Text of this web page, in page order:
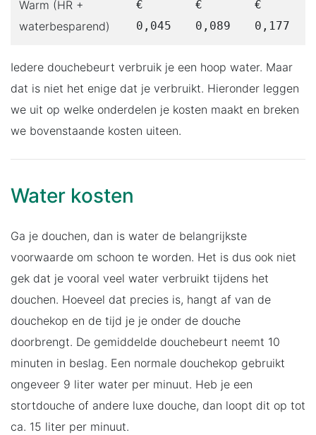
Warm (HR +
waterbesparend)
€
0,045
€
0,089
€
0,177
Iedere douchebeurt verbruik je een hoop water. Maar
dat is niet het enige dat je verbruikt. Hieronder leggen
we uit op welke onderdelen je kosten maakt en breken
we bovenstaande kosten uiteen.
Water kosten
Ga je douchen, dan is water de belangrijkste
voorwaarde om schoon te worden. Het is dus ook niet
gek dat je vooral veel water verbruikt tijdens het
douchen. Hoeveel dat precies is, hangt af van de
douchekop en de tijd je je onder de douche
doorbrengt. De gemiddelde douchebeurt neemt 10
minuten in beslag. Een normale douchekop gebruikt
ongeveer 9 liter water per minuut. Heb je een
stortdouche of andere luxe douche, dan loopt dit op tot
ca. 15 liter per minuut.